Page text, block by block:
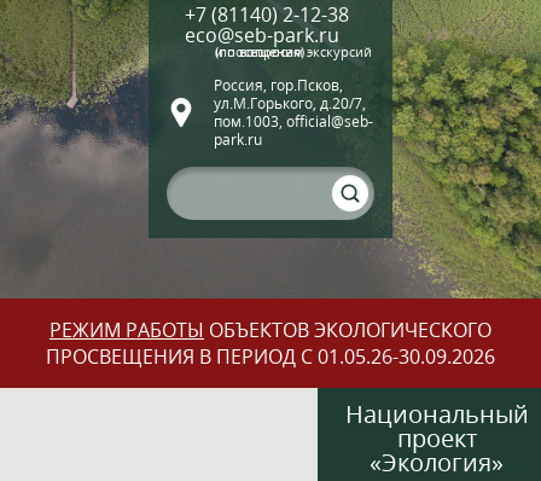
+7 (81140) 2-12-38
eco@seb-park.ru
(по вопросам экскурсий и посещения)
Россия, гор.Псков,
ул.М.Горького, д.20/7,
пом.1003, official@seb-
park.ru
РЕЖИМ РАБОТЫ ОБЪЕКТОВ ЭКОЛОГИЧЕСКОГО
ПРОСВЕЩЕНИЯ В ПЕРИОД С 01.05.26-30.09.2026
Национальный
проект
«Экология»